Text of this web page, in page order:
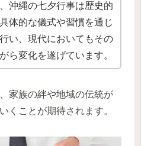
沖縄の七夕行事は歴史的
体的な儀式や習慣を通じ
い、現代においてもその
ら変化を遂げています。
家族の絆や地域の伝統が
くことが期待されます。